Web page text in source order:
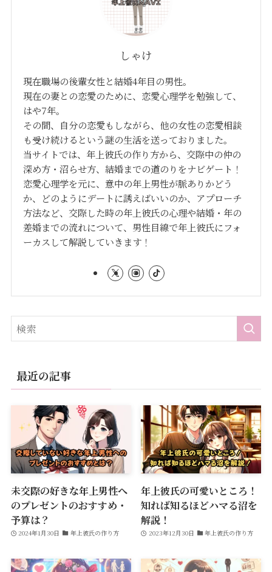
しゃけ
現在職場の後輩女性と結婚4年目の男性。
現在の妻との恋愛のために、恋愛心理学を勉強して、
はや7年。
その間、自分の恋愛もしながら、他の女性の恋愛相談
も受け続けるという謎の生活を送っておりました。
当サイトでは、年上彼氏の作り方から、交際中の仲の
深め方・沼らせ方、結婚までの道のりをナビゲート！
恋愛心理学を元に、意中の年上男性が脈ありかどう
か、どのようにデートに誘えばいいのか、アプローチ
方法など、交際した時の年上彼氏の心理や結婚・年の
差婚までの流れについて、男性目線で年上彼氏にフォ
ーカスして解説していきます！
最近の記事
未交際の好きな年上男性へ
のプレゼントのおすすめ・
予算は？
2024年1月30日 年上彼氏の作り方
年上彼氏の可愛いところ！
知れば知るほどハマる沼を
解説！
2023年12月30日 年上彼氏の作り方